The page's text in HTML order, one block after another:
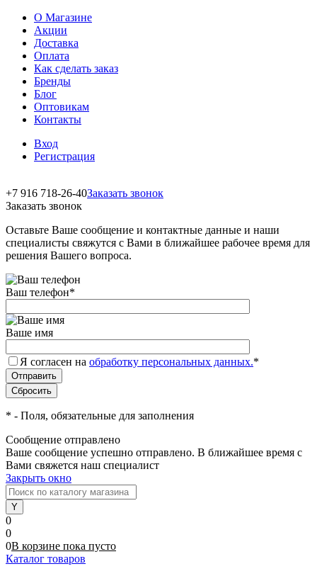
О Магазине
Акции
Доставка
Оплата
Как сделать заказ
Бренды
Блог
Оптовикам
Контакты
Вход
Регистрация
+7 916 718-26-40Заказать звонок
Заказать звонок
Оставьте Ваше сообщение и контактные данные и наши
специалисты свяжутся с Вами в ближайшее рабочее время для
решения Вашего вопроса.
Ваш телефон*
Ваше имя
Я согласен на обработку персональных данных.*
* - Поля, обязательные для заполнения
Сообщение отправлено
Ваше сообщение успешно отправлено. В ближайшее время с
Вами свяжется наш специалист
Закрыть окно
0
0
0В корзине пока пусто
Каталог товаров